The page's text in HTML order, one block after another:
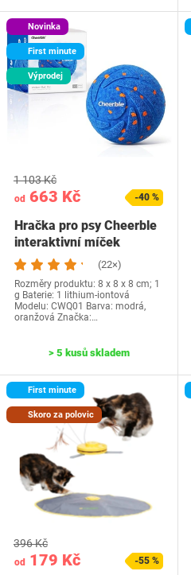
Novinka
First minute
Výprodej
od 663 Kč
1 103 Kč
-40 %
Hračka pro psy Cheerble
interaktivní míček
(22×)
Rozměry produktu: 8 x 8 x 8 cm; 1
g Baterie: 1 lithium-iontová
Modelu: CWQ01 Barva: modrá,
oranžová Značka:…
> 5 kusů skladem
First minute
Skoro za polovic
od 179 Kč
396 Kč
-55 %